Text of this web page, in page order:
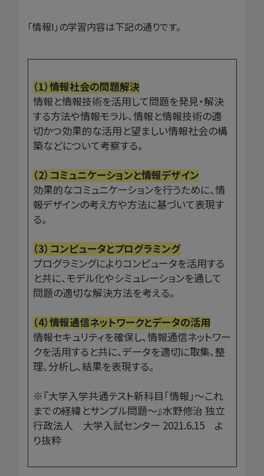
「情報I」の学習内容は下記の通りです。
（1）情報社会の問題解決
情報と情報技術を活用して問題を発見・解決
する方法や情報モラル、情報と情報技術の適
切かつ効果的な活用と望ましい情報社会の構
築などについて考察する。
（2）コミュニケーションと情報デザイン
効果的なコミュニケーションを行うために、情
報デザインの考え方や方法に基づいて表現す
る。
（3）コンピュータとプログラミング
プログラミングによりコンピュータを活用する
と共に、モデル化やシミュレーションを通して
問題の適切な解決方法を考える。
（4）情報通信ネットワークとデータの活用
情報セキュリティを確保し、情報通信ネットワー
クを活用すると共に、データを適切に取集、整
理、分析し、結果を表現する。
※『大学入学共通テスト新科目「情報」〜これ
までの経緯とサンプル問題〜』水野修治 独立
行政法人 大学入試センター 2021.6.15 よ
り抜粋